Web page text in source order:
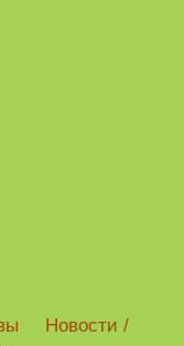
Новости /